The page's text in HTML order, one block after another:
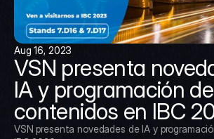
Aug 16, 2023
VSN presenta
IA y programación de
contenidos en IBC
VSN presenta novedades de IA y